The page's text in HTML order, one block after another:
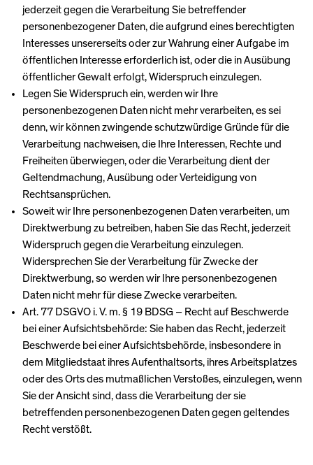
jederzeit gegen die Verarbeitung Sie betreffender
personenbezogener Daten, die aufgrund eines berechtigten
Interesses unsererseits oder zur Wahrung einer Aufgabe im
öffentlichen Interesse erforderlich ist, oder die in Ausübung
öffentlicher Gewalt erfolgt, Widerspruch einzulegen.
Legen Sie Widerspruch ein, werden wir Ihre
personenbezogenen Daten nicht mehr verarbeiten, es sei
denn, wir können zwingende schutzwürdige Gründe für die
Verarbeitung nachweisen, die Ihre Interessen, Rechte und
Freiheiten überwiegen, oder die Verarbeitung dient der
Geltendmachung, Ausübung oder Verteidigung von
Rechtsansprüchen.
Soweit wir Ihre personenbezogenen Daten verarbeiten, um
Direktwerbung zu betreiben, haben Sie das Recht, jederzeit
Widerspruch gegen die Verarbeitung einzulegen.
Widersprechen Sie der Verarbeitung für Zwecke der
Direktwerbung, so werden wir Ihre personenbezogenen
Daten nicht mehr für diese Zwecke verarbeiten.
Art. 77 DSGVO i. V. m. § 19 BDSG – Recht auf Beschwerde
bei einer Aufsichtsbehörde: Sie haben das Recht, jederzeit
Beschwerde bei einer Aufsichtsbehörde, insbesondere in
dem Mitgliedstaat ihres Aufenthaltsorts, ihres Arbeitsplatzes
oder des Orts des mutmaßlichen Verstoßes, einzulegen, wenn
Sie der Ansicht sind, dass die Verarbeitung der sie
betreffenden personenbezogenen Daten gegen geltendes
Recht verstößt.